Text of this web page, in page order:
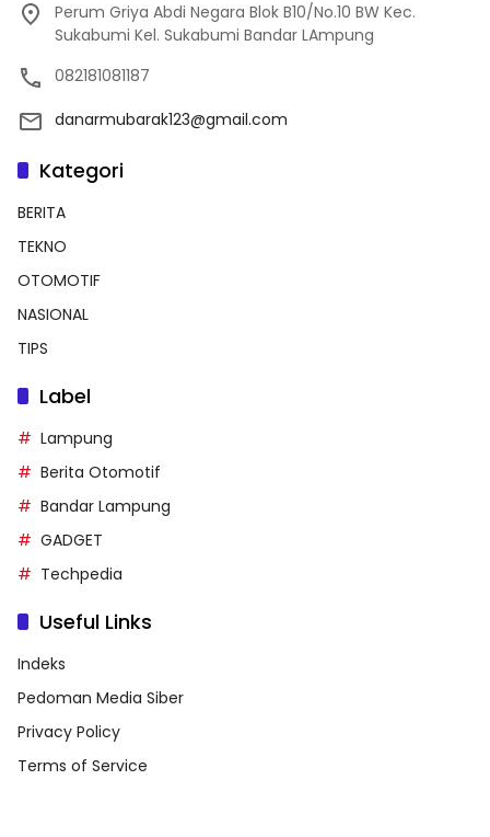
Perum Griya Abdi Negara Blok B10/No.10 BW Kec.
Sukabumi Kel. Sukabumi Bandar LAmpung
082181081187
danarmubarak123@gmail.com
Kategori
BERITA
TEKNO
OTOMOTIF
NASIONAL
TIPS
Label
Lampung
Berita Otomotif
Bandar Lampung
GADGET
Techpedia
Useful Links
Indeks
Pedoman Media Siber
Privacy Policy
Terms of Service